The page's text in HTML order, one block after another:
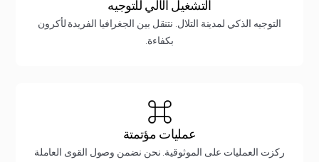
التشغيل الآلي للتوجيه
التوجيه الذكي لمدينة التلال. نتنقل بين الجغرافيا الفريدة لأكرون
بكفاءة.
عمليات مؤتمتة
ركزت العمليات على الموثوقية. نحن نضمن وصول القوى العاملة